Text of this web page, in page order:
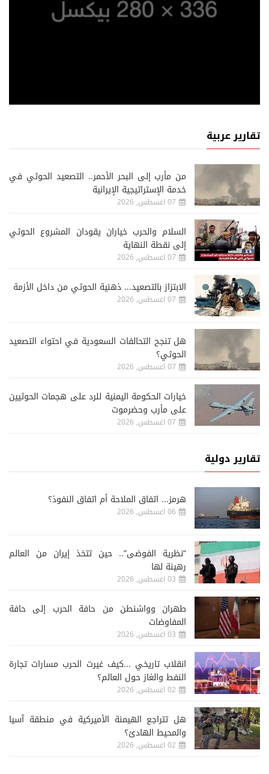
تقارير عربية
من مأرب إلى البحر الأحمر.. التصعيد الحوثي في
خدمة الإستراتيجية الإيرانية
07 اغسطس, 2026
السلام والحرب خياران يقودان المشروع الحوثي
إلى نقطة النهاية
07 اغسطس, 2026
الابتزاز بالتصعيد... ذهنية الحوثي من داخل الأزمة
07 اغسطس, 2026
هل تنجح التحالفات السعودية في احتواء التصعيد
الحوثي؟
07 اغسطس, 2026
خيارات الحكومة اليمنية للرد على هجمات الحوثيين
على مأرب وحضرموت
07 اغسطس, 2026
تقارير دولية
هرمز... اتفاق الملاحة أم اتفاق النفوذ؟
06 اغسطس, 2026
“نظرية الفوضى”.. حين تتخذ إيران من العالم
رهينة لها
03 اغسطس, 2026
طهران وواشنطن من حافة الحرب إلى حافة
المفاوضات
03 اغسطس, 2026
انقلاب تاريخي ...كيف غيرت الحرب مسارات تجارة
النفط والغاز حول العالم؟
02 اغسطس, 2026
هل تتراجع الهيمنة الأميركية في منطقة آسيا
والمحيط الهادئ؟
02 اغسطس, 2026